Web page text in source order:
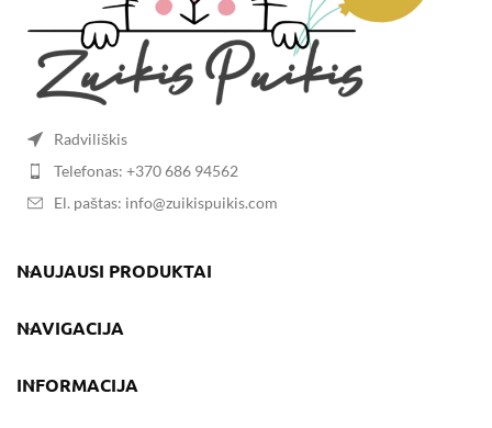
Radviliškis
Telefonas: +370 686 94562
El. paštas: info@zuikispuikis.com
NAUJAUSI PRODUKTAI
NAVIGACIJA
INFORMACIJA